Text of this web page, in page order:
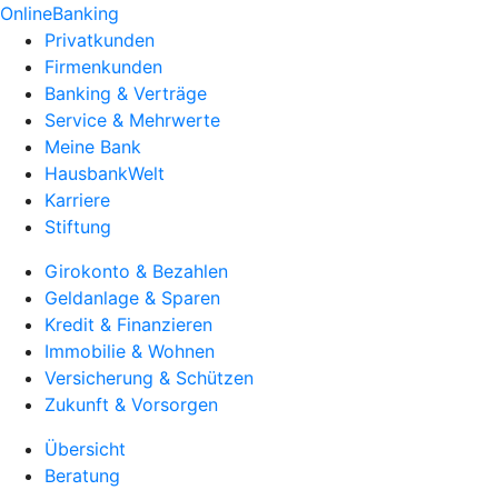
OnlineBanking
Privatkunden
Firmenkunden
Banking & Verträge
Service & Mehrwerte
Meine Bank
HausbankWelt
Karriere
Stiftung
Girokonto & Bezahlen
Geldanlage & Sparen
Kredit & Finanzieren
Immobilie & Wohnen
Versicherung & Schützen
Zukunft & Vorsorgen
Übersicht
Beratung